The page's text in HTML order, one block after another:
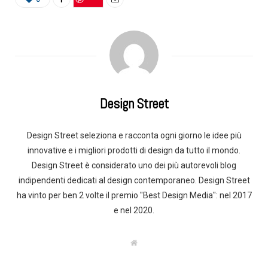
Design Street
Design Street seleziona e racconta ogni giorno le idee più
innovative e i migliori prodotti di design da tutto il mondo.
Design Street è considerato uno dei più autorevoli blog
indipendenti dedicati al design contemporaneo. Design Street
ha vinto per ben 2 volte il premio "Best Design Media": nel 2017
e nel 2020.
W